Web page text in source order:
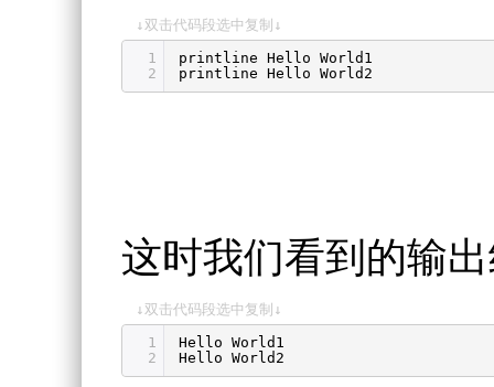
↓双击代码段选中复制↓
1
2
printline Hello World1
printline Hello World2
这时我们看到的输
↓双击代码段选中复制↓
1
2
Hello World1
Hello World2